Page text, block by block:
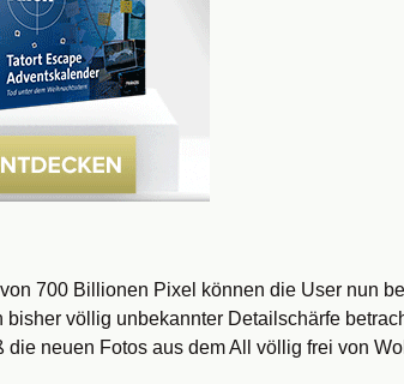
700 Billionen Pixel können die User nun
bisher völlig unbekannter Detailschärfe
die neuen Fotos aus dem All völlig frei von